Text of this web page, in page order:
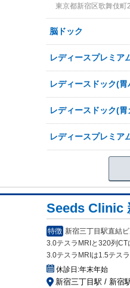
東京都新宿区歌舞伎町
脳ドック
レディースプレミア
レディースドック(
レディースドック(
レディースプレミア
Seeds Clinic
特徴 新宿三丁目駅直結
3.0テスラMRIと320列
3.0テスラMRIは1.5テス
休診日:年末年始
新宿三丁目駅 / 新宿